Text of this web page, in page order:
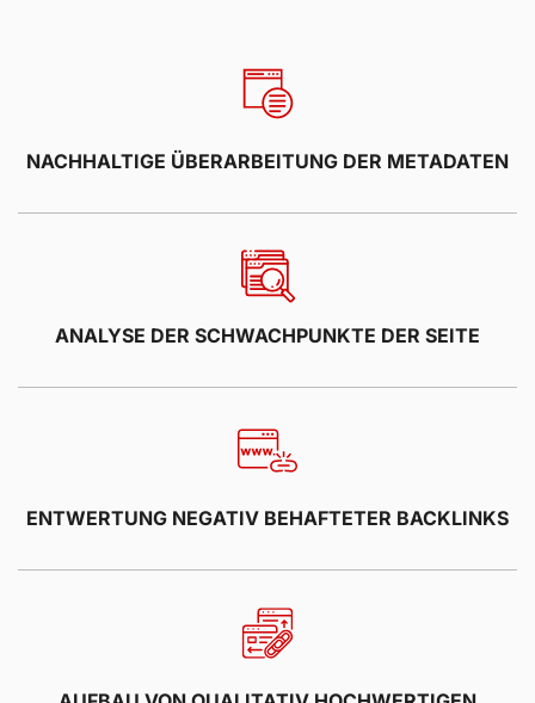
NACHHALTIGE ÜBERARBEITUNG DER METADATEN
ANALYSE DER SCHWACHPUNKTE DER SEITE
ENTWERTUNG NEGATIV BEHAFTETER BACKLINKS